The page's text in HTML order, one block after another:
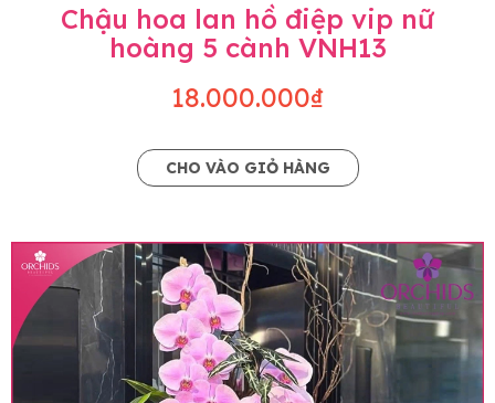
Chậu hoa lan hồ điệp vip nữ
hoàng 5 cành VNH13
18.000.000₫
CHO VÀO GIỎ HÀNG